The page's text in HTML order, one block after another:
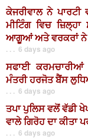
ਕੇਜਰੀਵਾਲ ਨੇ
ਮੀਟਿੰਗ ਵਿਚ
ਆਗੂਆਂ ਅਤੇ ਵਰਕਰਾਂ ਨੇ
. . . 6 days ago
ਸਫਾਈ ਕਰਮਚਾਰੀਆਂ
ਮੰਤਰੀ ਹਰਜੋਤ ਬੈਂਸ
. . . 6 days ago
ਤਪਾ ਪੁਲਿਸ ਵਲੋਂ ਵੱਡੀ
ਵਾਲੇ ਗਿਰੋਹ ਦਾ ਕੀਤਾ
. . . 6 days ago